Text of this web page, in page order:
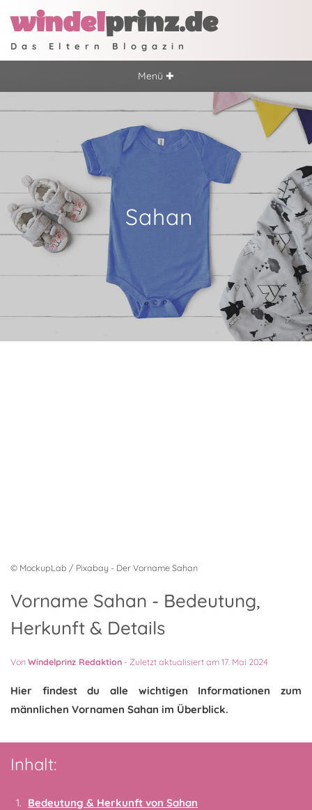
windelprinz.de
Das Eltern Blogazin
Menü ✚
Sahan
© MockupLab / Pixabay - Der Vorname Sahan
Vorname Sahan - Bedeutung,
Herkunft & Details
VonWindelprinz Redaktion - Zuletzt aktualisiert am 17. Mai 2024
Hier findest du alle wichtigen Informationen zum
männlichen Vornamen Sahan im Überblick.
Inhalt:
Bedeutung & Herkunft von Sahan